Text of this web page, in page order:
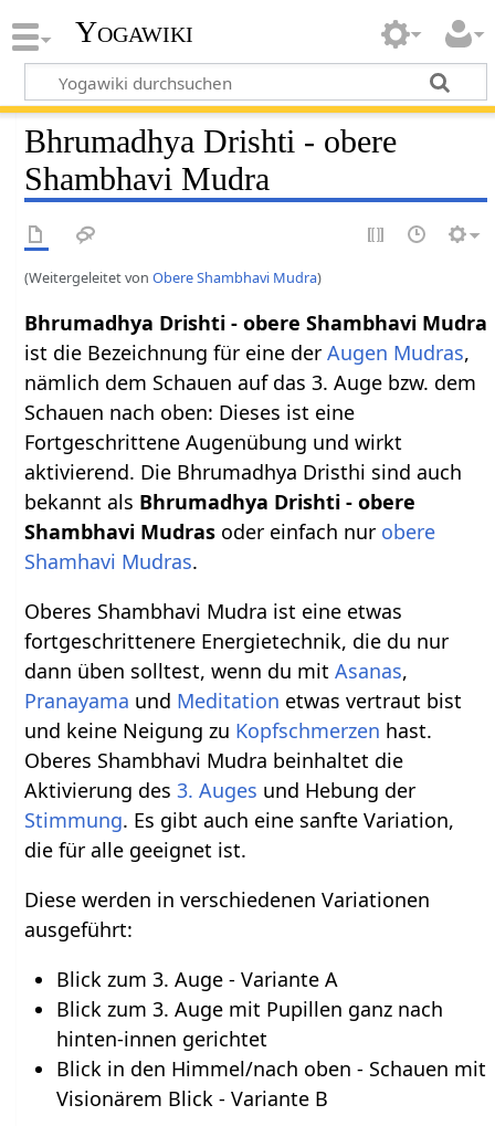
Yogawiki
Bhrumadhya Drishti - obere
Shambhavi Mudra
(Weitergeleitet vonObere Shambhavi Mudra)
Bhrumadhya Drishti - obere Shambhavi Mudra
ist die Bezeichnung für eine derAugen Mudras,
nämlich dem Schauen auf das 3. Auge bzw. dem
Schauen nach oben: Dieses ist eine
Fortgeschrittene Augenübung und wirkt
aktivierend. Die Bhrumadhya Dristhi sind auch
bekannt als Bhrumadhya Drishti - obere
Shambhavi Mudras oder einfach nur obere
Shamhavi Mudras.
Oberes Shambhavi Mudra ist eine etwas
fortgeschrittenere Energietechnik, die du nur
dann üben solltest, wenn du mitAsanas,
Pranayama und Meditation etwas vertraut bist
und keine Neigung zu Kopfschmerzen hast.
Oberes Shambhavi Mudra beinhaltet die
Aktivierung des3. Auges und Hebung der
Stimmung. Es gibt auch eine sanfte Variation,
die für alle geeignet ist.
Diese werden in verschiedenen Variationen
ausgeführt:
Blick zum 3. Auge - Variante A
Blick zum 3. Auge mit Pupillen ganz nach
hinten-innen gerichtet
Blick in den Himmel/nach oben - Schauen mit
Visionärem Blick - Variante B